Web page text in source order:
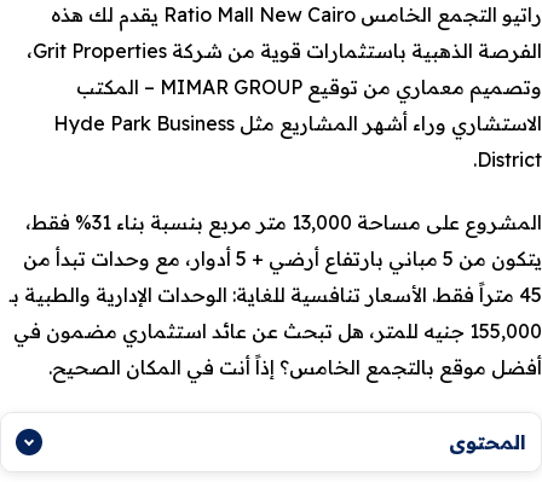
راتيو التجمع الخامس Ratio Mall New Cairo يقدم لك هذه
الفرصة الذهبية باستثمارات قوية من شركة Grit Properties،
وتصميم معماري من توقيع MIMAR GROUP – المكتب
الاستشاري وراء أشهر المشاريع مثل Hyde Park Business
District.
المشروع على مساحة 13,000 متر مربع بنسبة بناء 31% فقط،
يتكون من 5 مباني بارتفاع أرضي + 5 أدوار، مع وحدات تبدأ من
45 متراً فقط. الأسعار تنافسية للغاية: الوحدات الإدارية والطبية بـ
155,000 جنيه للمتر، هل تبحث عن عائد استثماري مضمون في
أفضل موقع بالتجمع الخامس؟ إذاً أنت في المكان الصحيح.
المحتوى